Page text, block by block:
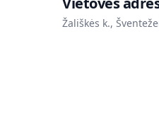
Žališkės k.,